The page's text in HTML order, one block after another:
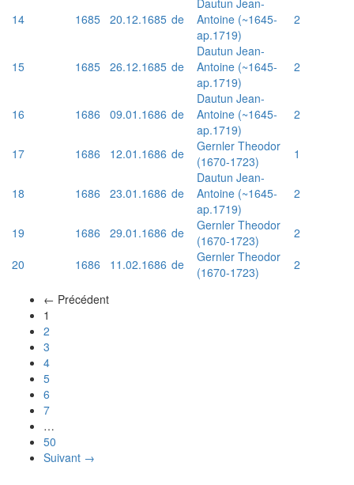
14
1685 20.12.1685 de
Antoine (~1645-
ap.1719)
2
15 1685 26.12.1685 de
Dautun Jean-
Antoine (~1645-
ap.1719)
2
16 1686 09.01.1686 de
Dautun Jean-
Antoine (~1645-
ap.1719)
2
17 1686 12.01.1686 de
Gernler Theodor
(1670-1723)
1
18 1686 23.01.1686 de
Dautun Jean-
Antoine (~1645-
ap.1719)
2
19 1686 29.01.1686 de
Gernler Theodor
(1670-1723)
2
20
1686 11.02.1686 de
Gernler Theodor
(1670-1723)
2
← Précédent
1
2
3
4
5
6
7
…
50
Suivant →